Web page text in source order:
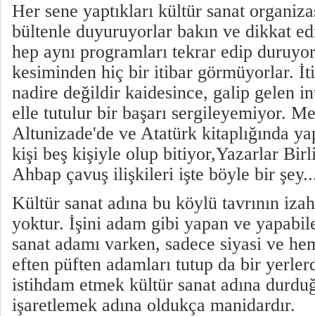
Her sene yaptıkları kültür sanat
bültenle duyuruyorlar bakın ve dikkat
hep aynı programları tekrar edip
kesiminden hiç bir itibar görmüyorlar.
nadire değildir kaidesince, galip gelen
elle tutulur bir başarı sergileyemiyor.
Altunizade'de ve Atatürk kitaplığında
kişi beş kişiyle olup bitiyor,Yazarlar
Ahbap çavuş ilişkileri işte böyle bir
Kültür sanat adına bu köylü tavrının
yoktur. İşini adam gibi yapan ve
sanat adamı varken, sadece siyasi ve
eften püften adamları tutup da bir
istihdam etmek kültür sanat adına
işaretlemek adına oldukça manidardır.